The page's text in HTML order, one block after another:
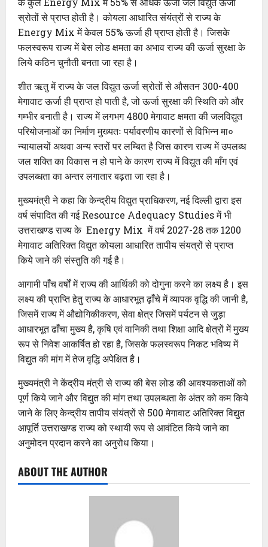
स्रोतों से प्राप्त होती है। कोयला आधारित संयंत्रों से राज्य के
Energy Mix में केवल 55% ऊर्जा ही प्राप्त होती है। जिसके
फलस्वरूप राज्य में बेस लोड क्षमता का अभाव राज्य की ऊर्जा सुरक्षा के
लिये कठिन चुनौती बनता जा रहा है।
शीत ऋतु में राज्य के जल विद्युत ऊर्जा स्रोतों से औसतन 300-400
मेगावाट ऊर्जा ही प्राप्त हो पाती है, जो ऊर्जा सुरक्षा की स्थिति को और
गम्भीर बनाती है। राज्य में लगभग 4800 मेगावाट क्षमता की जलविद्युत
परियोजनाओं का निर्माण मुख्यतः पर्यावरणीय कारणों से विभिन्न मा०
न्यायालयों अथवा अन्य स्तरों पर लम्बित है जिस कारण राज्य में उपलब्ध
जल शक्ति का विकास न हो पाने के कारण राज्य में विद्युत की माँग एवं
उपलब्धता का अन्तर लगातार बढ़ता जा रहा है।
मुख्यमंत्री ने कहा कि केन्द्रीय विद्युत प्राधिकरण, नई दिल्ली द्वारा इस
वर्ष संपादित की गई Resource Adequacy Studies में भी
उत्तराखण्ड राज्य के Energy Mix में वर्ष 2027-28 तक 1200
मेगावाट अतिरिक्त विद्युत कोयला आधारित तापीय संयत्रों से प्राप्त
किये जाने की संस्तुति की गई है।
आगामी पाँच वर्षों में राज्य की आर्थिकी को दोगुना करने का लक्ष्य है। इस
लक्ष्य की प्राप्ति हेतु राज्य के आधारभूत ढ़ाँचे में व्यापक वृद्धि की जानी है,
जिसमें राज्य में औद्योगिकीकरण, सेवा क्षेत्र जिसमें पर्यटन से जुड़ा
आधारभूत ढाँचा मुख्य है, कृषि एवं वानिकी तथा शिक्षा आदि क्षेत्रों में मुख्य
रूप से निवेश आकर्षित हो रहा है, जिसके फलस्वरूप निकट भविष्य में
विद्युत की मांग में तेज वृद्धि अपेक्षित है।
मुख्यमंत्री ने केंद्रीय मंत्री से राज्य की बेस लोड की आवश्यकताओं को
पूर्ण किये जाने और विद्युत की मांग तथा उपलब्धता के अंतर को कम किये
जाने के लिए केन्द्रीय तापीय संयंत्रों से 500 मेगावाट अतिरिक्त विद्युत
आपूर्ति उत्तराखण्ड राज्य को स्थायी रूप से आवंटित किये जाने का
अनुमोदन प्रदान करने का अनुरोध किया।
ABOUT THE AUTHOR